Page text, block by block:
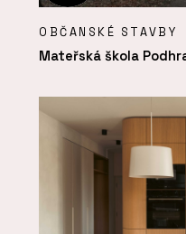
OBČANSKÉ STAVBY
Mateřská škola